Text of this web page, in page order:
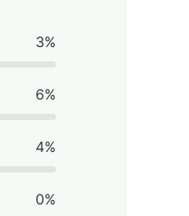
3%
6%
4%
0%